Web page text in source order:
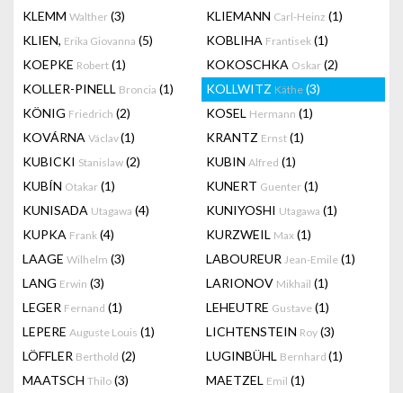
KLEMM Walther (3) KLIEMANN Carl-Heinz (1)
KLIEN, Erika Giovanna (5) KOBLIHA Frantisek (1)
KOEPKE Robert (1) KOKOSCHKA Oskar (2)
KOLLER-PINELL Broncia (1) KOLLWITZ Käthe (3)
KÖNIG Friedrich (2) KOSEL Hermann (1)
KOVÁRNA Václav(1) KRANTZ Ernst (1)
KUBICKI Stanislaw (2) KUBIN Alfred (1)
KUBÍN Otakar (1) KUNERT Guenter (1)
KUNISADA Utagawa (4) KUNIYOSHI Utagawa (1)
KUPKA Frank (4) KURZWEIL Max (1)
LAAGE Wilhelm (3) LABOUREUR Jean-Emile (1)
LANG Erwin (3) LARIONOV Mikhail (1)
LEGER Fernand (1) LEHEUTRE Gustave (1)
LEPERE Auguste Louis (1) LICHTENSTEIN Roy (3)
LÖFFLER Berthold (2) LUGINBÜHL Bernhard (1)
MAATSCH Thilo (3) MAETZEL Emil (1)